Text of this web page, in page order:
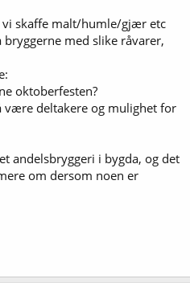
vi skaffe malt/humle/gjær etc
med slike råvarer,
oktoberfesten?
være deltakere og mulighet for
andelsbryggeri i bygda, og det
om dersom noen er